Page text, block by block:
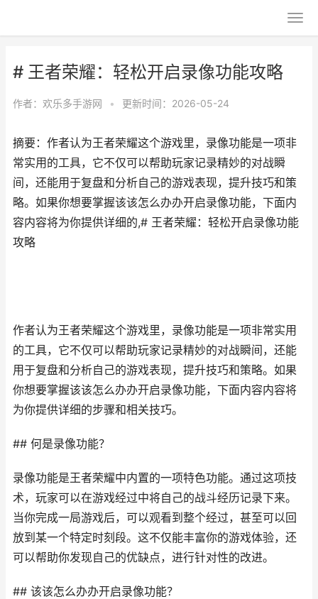
# 王者荣耀：轻松开启录像功能攻略
作者： 欢乐多手游网 • 更新时间：2026-05-24
摘要：作者认为王者荣耀这个游戏里，录像功能是一项非
常实用的工具，它不仅可以帮助玩家记录精妙的对战瞬
间，还能用于复盘和分析自己的游戏表现，提升技巧和策
略。如果你想要掌握该该怎么办办开启录像功能，下面内
容内容将为你提供详细的,# 王者荣耀：轻松开启录像功能
攻略
作者认为王者荣耀这个游戏里，录像功能是一项非常实用
的工具，它不仅可以帮助玩家记录精妙的对战瞬间，还能
用于复盘和分析自己的游戏表现，提升技巧和策略。如果
你想要掌握该该怎么办办开启录像功能，下面内容内容将
为你提供详细的步骤和相关技巧。
## 何是录像功能？
录像功能是王者荣耀中内置的一项特色功能。通过这项技
术，玩家可以在游戏经过中将自己的战斗经历记录下来。
当你完成一局游戏后，可以观看到整个经过，甚至可以回
放到某一个特定时刻段。这不仅能丰富你的游戏体验，还
可以帮助你发现自己的优缺点，进行针对性的改进。
## 该该怎么办办开启录像功能？